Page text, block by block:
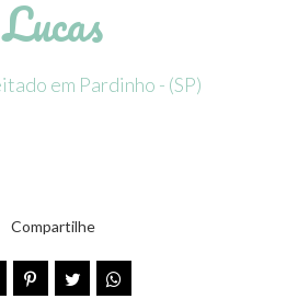
Lucas
em Pardinho - (SP)
Compartilhe